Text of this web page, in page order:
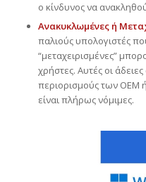
ο κίνδυνος να
Ανακυκλωμένες ή
παλιούς υπολογιστές
“μεταχειρισμένες”
χρήστες. Αυτές οι
περιορισμούς των OEM
είναι πλήρως νόμιμες.